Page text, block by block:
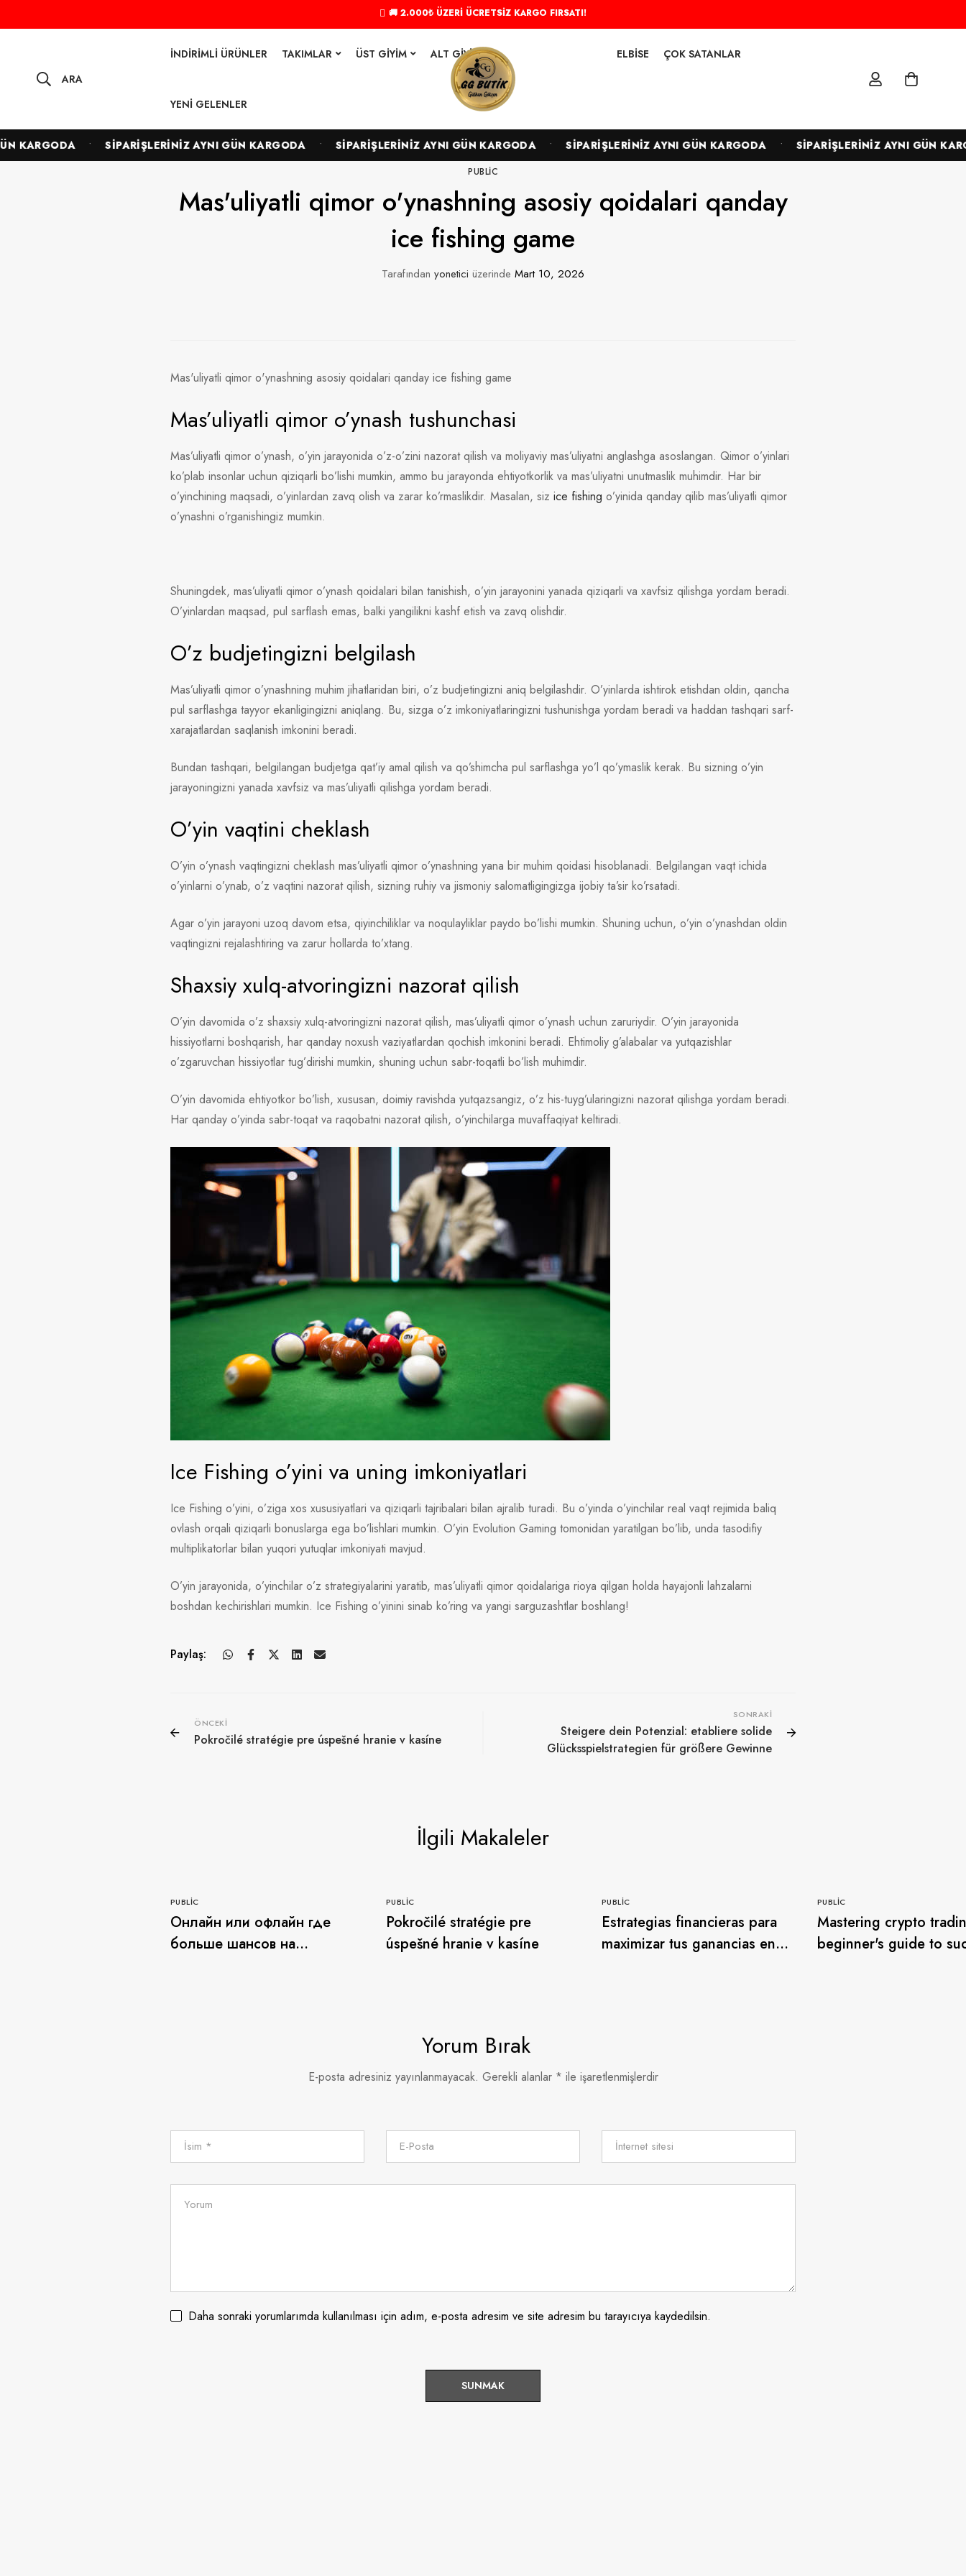
🚚 2.000₺ ÜZERİ ÜCRETSİZ KARGO FIRSATI!
ARA
İNDIRIMLI ÜRÜNLER TAKIMLAR ÜST GIYIM ALT GIYIM ELBISE ÇOK SATANLAR
YENI GELENLER
KARGODA • SİPARİŞLERİNİZ AYNI GÜN KARGODA • SİPARİŞLERİNİZ AYNI GÜN KARGODA • SİPARİŞLERİNİZ AYNI GÜN KARGODA • SİPARİŞLERİNİZ AYNI GÜN
PUBLIC
Mas'uliyatli qimor o'ynashning asosiy qoidalari qanday
ice fishing game
Tarafından yonetici üzerinde Mart 10, 2026
Mas'uliyatli qimor o'ynashning asosiy qoidalari qanday ice fishing game
Mas’uliyatli qimor o’ynash tushunchasi
Mas’uliyatli qimor o’ynash, o’yin jarayonida o’z-o’zini nazorat qilish va moliyaviy mas’uliyatni anglashga asoslangan. Qimor o’yinlari
ko’plab insonlar uchun qiziqarli bo’lishi mumkin, ammo bu jarayonda ehtiyotkorlik va mas’uliyatni unutmaslik muhimdir. Har bir
o’yinchining maqsadi, o’yinlardan zavq olish va zarar ko’rmaslikdir. Masalan, siz ice fishing o’yinida qanday qilib mas’uliyatli qimor
o’ynashni o’rganishingiz mumkin.
Shuningdek, mas’uliyatli qimor o’ynash qoidalari bilan tanishish, o’yin jarayonini yanada qiziqarli va xavfsiz qilishga yordam beradi.
O’yinlardan maqsad, pul sarflash emas, balki yangilikni kashf etish va zavq olishdir.
O’z budjetingizni belgilash
Mas’uliyatli qimor o’ynashning muhim jihatlaridan biri, o’z budjetingizni aniq belgilashdir. O’yinlarda ishtirok etishdan oldin, qancha
pul sarflashga tayyor ekanligingizni aniqlang. Bu, sizga o’z imkoniyatlaringizni tushunishga yordam beradi va haddan tashqari sarf-
xarajatlardan saqlanish imkonini beradi.
Bundan tashqari, belgilangan budjetga qat’iy amal qilish va qo’shimcha pul sarflashga yo’l qo’ymaslik kerak. Bu sizning o’yin
jarayoningizni yanada xavfsiz va mas’uliyatli qilishga yordam beradi.
O’yin vaqtini cheklash
O’yin o’ynash vaqtingizni cheklash mas’uliyatli qimor o’ynashning yana bir muhim qoidasi hisoblanadi. Belgilangan vaqt ichida
o’yinlarni o’ynab, o’z vaqtini nazorat qilish, sizning ruhiy va jismoniy salomatligingizga ijobiy ta’sir ko’rsatadi.
Agar o’yin jarayoni uzoq davom etsa, qiyinchiliklar va noqulayliklar paydo bo’lishi mumkin. Shuning uchun, o’yin o’ynashdan oldin
vaqtingizni rejalashtiring va zarur hollarda to’xtang.
Shaxsiy xulq-atvoringizni nazorat qilish
O’yin davomida o’z shaxsiy xulq-atvoringizni nazorat qilish, mas’uliyatli qimor o’ynash uchun zaruriydir. O’yin jarayonida
hissiyotlarni boshqarish, har qanday noxush vaziyatlardan qochish imkonini beradi. Ehtimoliy g’alabalar va yutqazishlar
o’zgaruvchan hissiyotlar tug’dirishi mumkin, shuning uchun sabr-toqatli bo’lish muhimdir.
O’yin davomida ehtiyotkor bo’lish, xususan, doimiy ravishda yutqazsangiz, o’z his-tuyg’ularingizni nazorat qilishga yordam beradi.
Har qanday o’yinda sabr-toqat va raqobatni nazorat qilish, o’yinchilarga muvaffaqiyat keltiradi.
Ice Fishing o’yini va uning imkoniyatlari
Ice Fishing o’yini, o’ziga xos xususiyatlari va qiziqarli tajribalari bilan ajralib turadi. Bu o’yinda o’yinchilar real vaqt rejimida baliq
ovlash orqali qiziqarli bonuslarga ega bo’lishlari mumkin. O’yin Evolution Gaming tomonidan yaratilgan bo’lib, unda tasodifiy
multiplikatorlar bilan yuqori yutuqlar imkoniyati mavjud.
O’yin jarayonida, o’yinchilar o’z strategiyalarini yaratib, mas’uliyatli qimor qoidalariga rioya qilgan holda hayajonli lahzalarni
boshdan kechirishlari mumkin. Ice Fishing o’yinini sinab ko’ring va yangi sarguzashtlar boshlang!
Paylaş:
ÖNCEKI
Pokročilé stratégie pre úspešné hranie v kasíne
SONRAKI
Steigere dein Potenzial: etabliere solide
Glücksspielstrategien für größere Gewinne
İlgili Makaleler
PUBLIC
Онлайн или офлайн где
больше шансов на
PUBLIC
Pokročilé stratégie pre
úspešné hranie v kasíne
PUBLIC
Estrategias financieras para
maximizar tus ganancias en
PUBLIC
Mastering crypto
beginner's guide to
Yorum Bırak
E-posta adresiniz yayınlanmayacak. Gerekli alanlar * ile işaretlenmişlerdir
Daha sonraki yorumlarımda kullanılması için adım, e-posta adresim ve site adresim bu tarayıcıya kaydedilsin.